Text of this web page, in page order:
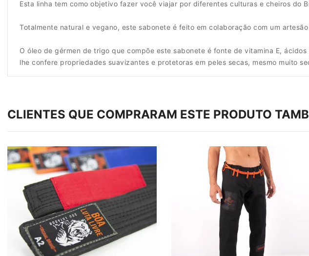
Esta linha tem como objetivo fazer você viajar por diferentes culturas e cheiros do
Totalmente natural e vegano, este sabonete é feito em colaboração com um
O óleo de gérmen de trigo que compõe este sabonete é fonte de vitamina E,
lhe confere propriedades suavizantes e protetoras em peles secas, mesmo muito
CLIENTES QUE COMPRARAM ESTE PRODUTO